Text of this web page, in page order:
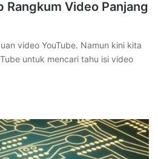
Rangkum Video Panjang
video YouTube. Namun kini kita
untuk mencari tahu isi video